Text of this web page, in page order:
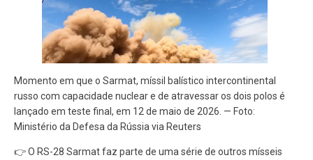
Momento em que o Sarmat, míssil balístico intercontinental
russo com capacidade nuclear e de atravessar os dois polos é
lançado em teste final, em 12 de maio de 2026. — Foto:
Ministério da Defesa da Rússia via Reuters
👉 O RS-28 Sarmat faz parte de uma série de outros mísseis